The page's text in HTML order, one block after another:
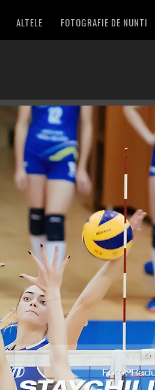
ALTELE FOTOGRAFIE DE NUNTI